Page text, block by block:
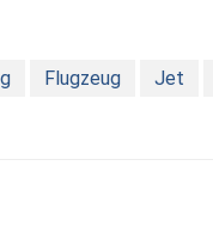
Flugzeug Jet